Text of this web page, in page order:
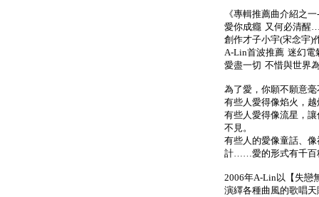
《專輯推薦曲介紹之
愛你成癮 又何必清
創作才子小宇(宋念宇)
A-Lin首波推薦 迷幻
愛盡一切 不惜與世界
為了愛，你願不願意
有些人愛得像焰火，
有些人愛得像流星，
不見。
有些人的愛像童話、
計……愛的形式有千百
2006年A-Lin以【失戀
演繹各種曲風的歌唱